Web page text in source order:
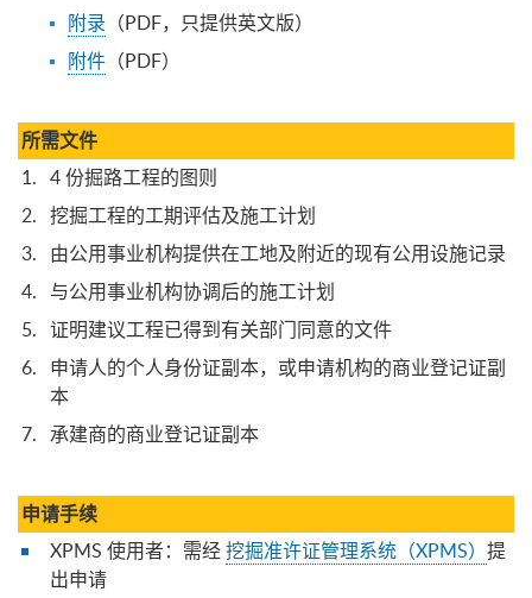
附录 （PDF，只提供英文版）
附件 （PDF）
所需文件
4 份掘路工程的图则
挖掘工程的工期评估及施工计划
由公用事业机构提供在工地及附近的现有公用设施记录
与公用事业机构协调后的施工计划
证明建议工程已得到有关部门同意的文件
申请人的个人身份证副本，或申请机构的商业登记证副
本
承建商的商业登记证副本
申请手续
XPMS 使用者：需经挖掘准许证管理系统（XPMS） 提
出申请